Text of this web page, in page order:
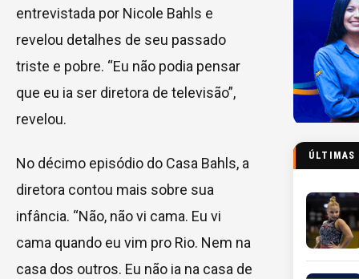
entrevistada por Nicole Bahls e
revelou detalhes de seu passado
triste e pobre. “Eu não podia pensar
que eu ia ser diretora de televisão”,
revelou.
No décimo episódio do Casa Bahls, a
diretora contou mais sobre sua
infância. “Não, não vi cama. Eu vi
cama quando eu vim pro Rio. Nem na
casa dos outros. Eu não ia na casa de